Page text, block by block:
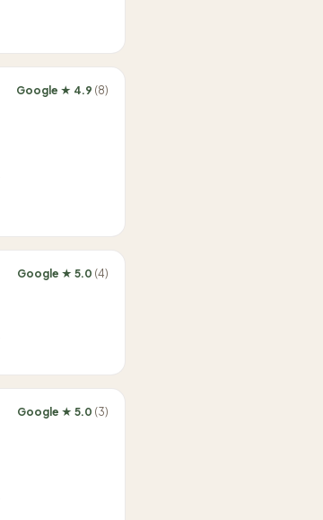
Google ★ 4.9 (8)
Google ★ 5.0 (4)
Google ★ 5.0 (3)